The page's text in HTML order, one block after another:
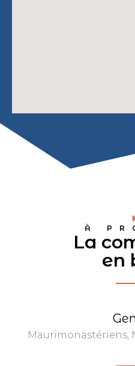
À
La
en
Maurimonastériens,